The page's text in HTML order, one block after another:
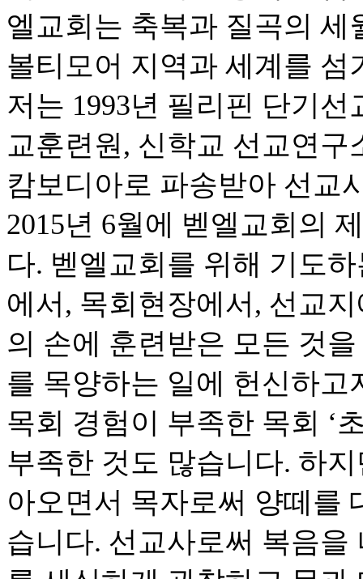
엘교회는 축복과 질곡의
볼티모어 지역과 세계를
저는 1993년 필리핀 단기
교훈련원, 신학교 선교연구
캄보디아로 파송받아 선교
2015년 6월에 벧엘교회의
다. 벧엘교회를 위해 기도
에서, 목회현장에서, 선교
의 손에 훈련받은 모든 것
를 목양하는 일에 헌신하
목회 경험이 부족한 목회 ‘
부족한 것도 많습니다. 하
아오면서 목자로써 양떼를
습니다. 선교사로써 복음